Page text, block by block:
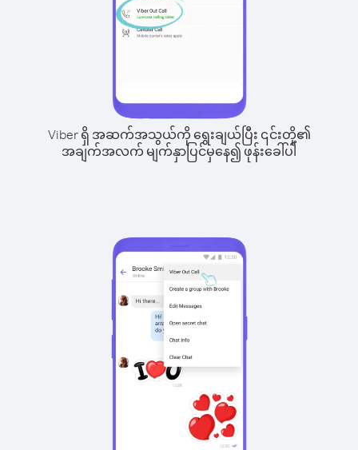
Viber ရှိ အဆက်အသွယ်ကို ရွေးချယ်ပြီး ၎င်းတို့၏
အချက်အလက် မျက်နှာပြင်မှနေ၍ ဖုန်းခေါ်ပါ